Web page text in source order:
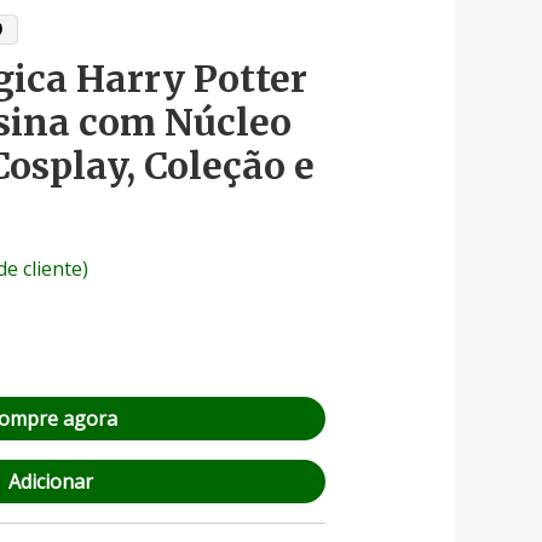
Harry Potter
com Núcleo
Coleção e
cliente)
agora
Adicionar